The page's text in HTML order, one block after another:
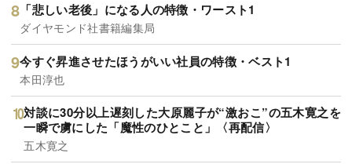
「悲しい老後」になる人の特徴・ワースト1
ダイヤモンド社書籍編集局
今すぐ昇進させたほうがいい社員の特徴・ベスト1
本田淳也
対談に30分以上遅刻した大原麗子が“激おこ”の五木寛之を
一瞬で虜にした「魔性のひとこと」〈再配信〉
五木寛之